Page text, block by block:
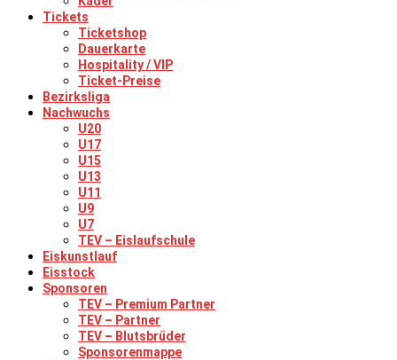
Tickets
Ticketshop
Dauerkarte
Hospitality / VIP
Ticket-Preise
Bezirksliga
Nachwuchs
U20
U17
U15
U13
U11
U9
U7
TEV – Eislaufschule
Eiskunstlauf
Eisstock
Sponsoren
TEV – Premium Partner
TEV – Partner
TEV – Blutsbrüder
Sponsorenmappe